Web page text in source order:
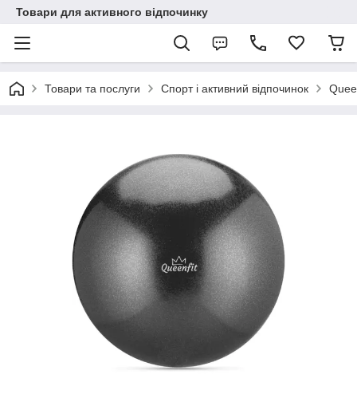
Товари для активного відпочинку
Товари та послуги Спорт і активний відпочинок